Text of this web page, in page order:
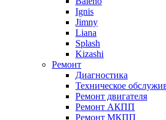
Ignis
Jimny
Liana
Splash
Kizashi
Ремонт
Диагностика
Техническое
Ремонт двигателя
Ремонт АКПП
Ремонт МКПП